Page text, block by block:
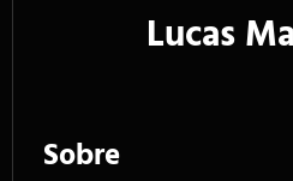
Lucas
Sobre